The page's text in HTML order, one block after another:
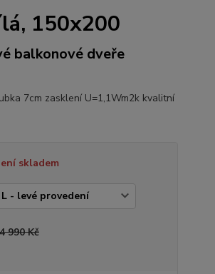
150x200
balkonové dveře
7cm zasklení U=1,1Wm2k kvalitní
skladem
990 Kč